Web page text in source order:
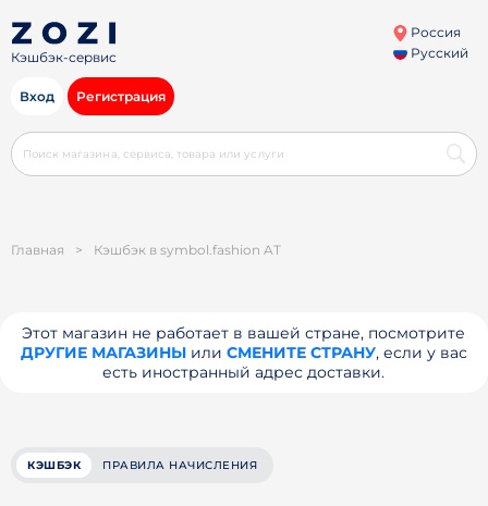
Кэшбэк-сервис
Россия
Русский
Вход Регистрация
Главная > Кэшбэк в symbol.fashion AT
Этот магазин не работает в вашей стране, посмотрите
ДРУГИЕ МАГАЗИНЫили СМЕНИТЕ СТРАНУ, если у вас
есть иностранный адрес доставки.
КЭШБЭК ПРАВИЛА НАЧИСЛЕНИЯ